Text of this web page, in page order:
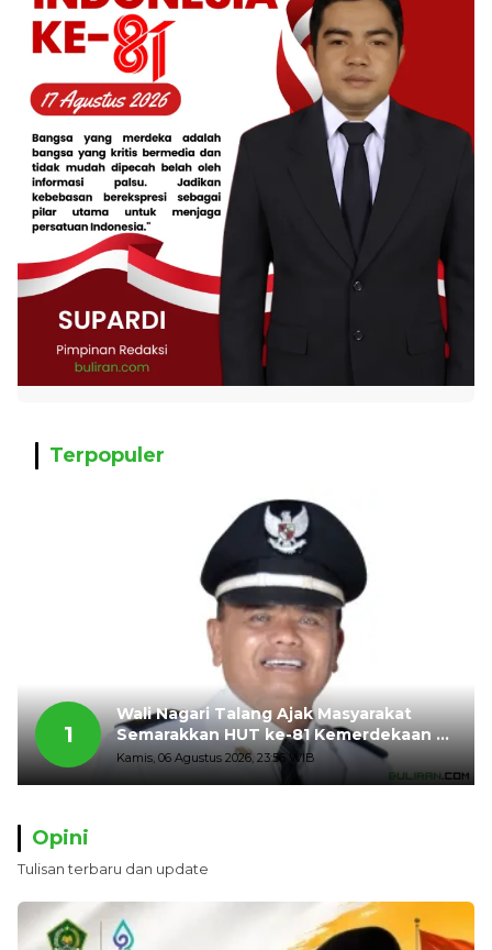
Terpopuler
1
Wali Nagari Talang Ajak Masyarakat
Semarakkan HUT ke-81 Kemerdekaan RI
dengan Mengibarkan Bendera Merah
Putih
Kamis, 06 Agustus 2026, 23:56 WIB
Opini
Tulisan terbaru dan update